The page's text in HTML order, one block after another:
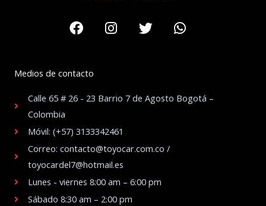
FacebookInstagram
TwitterWhatsapp
Medios de contacto
Calle 65 # 26 - 23 Barrio 7 de Agosto Bogotá –
Colombia
Móvil: (+57) 3133342461
Correo: contacto@toyocar.com.co /
toyocardel7@hotmail.es
Lunes - viernes 8:00 am – 6:00 pm
Sábado 8:30 am – 2:00 pm